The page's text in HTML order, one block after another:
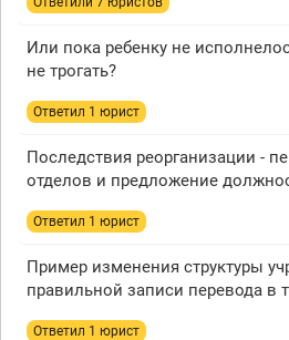
Или пока ребенку не
не трогать?
Ответил 1 юрист
Последствия реорганизации -
отделов и предложение
Ответил 1 юрист
Пример изменения структуры
правильной записи перевода в
Ответил 1 юрист